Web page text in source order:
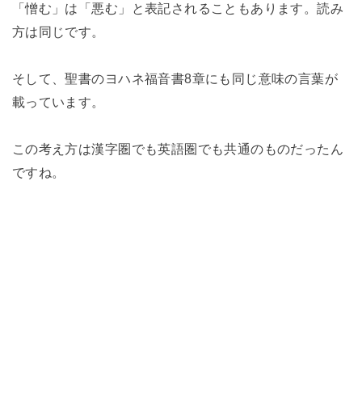
「憎む」は「悪む」と表記されることもあります。読み
方は同じです。
そして、聖書のヨハネ福音書8章にも同じ意味の言葉が
載っています。
この考え方は漢字圏でも英語圏でも共通のものだったん
ですね。